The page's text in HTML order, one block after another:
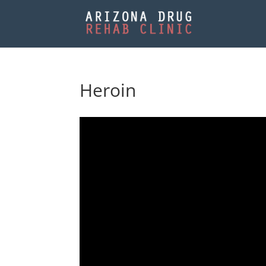
Heroin